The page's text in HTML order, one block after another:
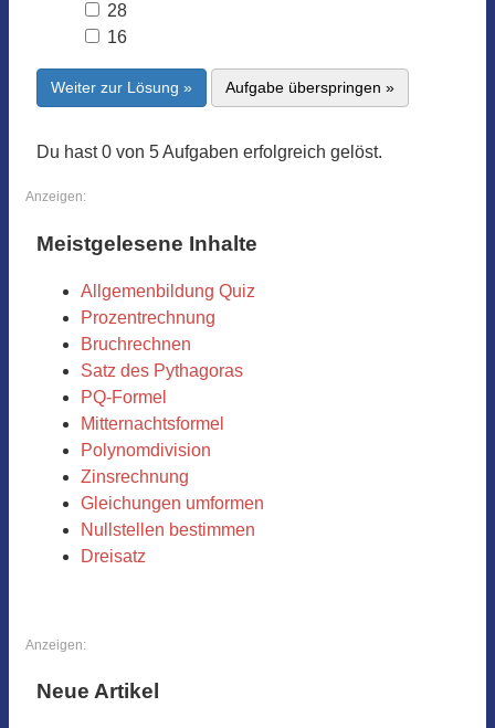
28
16
Weiter zur Lösung » Aufgabe überspringen »
Du hast 0 von 5 Aufgaben erfolgreich gelöst.
Anzeigen:
Meistgelesene Inhalte
Allgemenbildung Quiz
Prozentrechnung
Bruchrechnen
Satz des Pythagoras
PQ-Formel
Mitternachtsformel
Polynomdivision
Zinsrechnung
Gleichungen umformen
Nullstellen bestimmen
Dreisatz
Anzeigen:
Neue Artikel